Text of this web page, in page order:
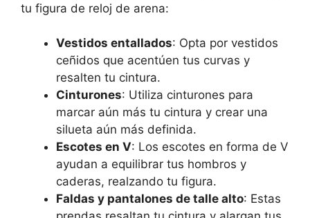
tu figura de reloj de arena:
Vestidos entallados: Opta por vestidos
ceñidos que acentúen tus curvas y
resalten tu cintura.
Cinturones: Utiliza cinturones para
marcar aún más tu cintura y crear una
silueta aún más definida.
Escotes en V: Los escotes en forma de V
ayudan a equilibrar tus hombros y
caderas, realzando tu figura.
Faldas y pantalones de talle alto: Estas